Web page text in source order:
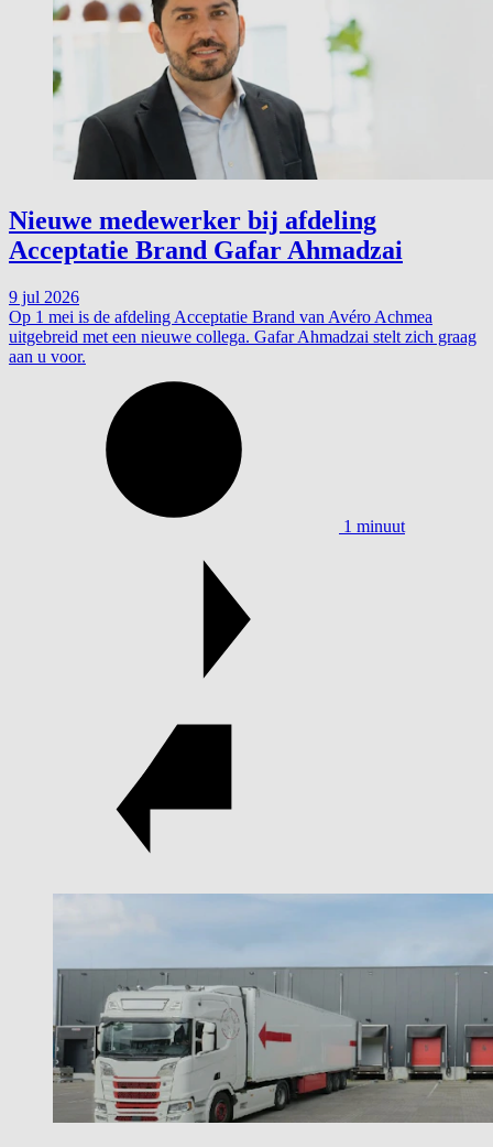
Nieuwe medewerker bij afdeling
Acceptatie Brand Gafar Ahmadzai
9 jul 2026
Op 1 mei is de afdeling Acceptatie Brand van Avéro Achmea
uitgebreid met een nieuwe collega. Gafar Ahmadzai stelt zich graag
aan u voor.
1 minuut